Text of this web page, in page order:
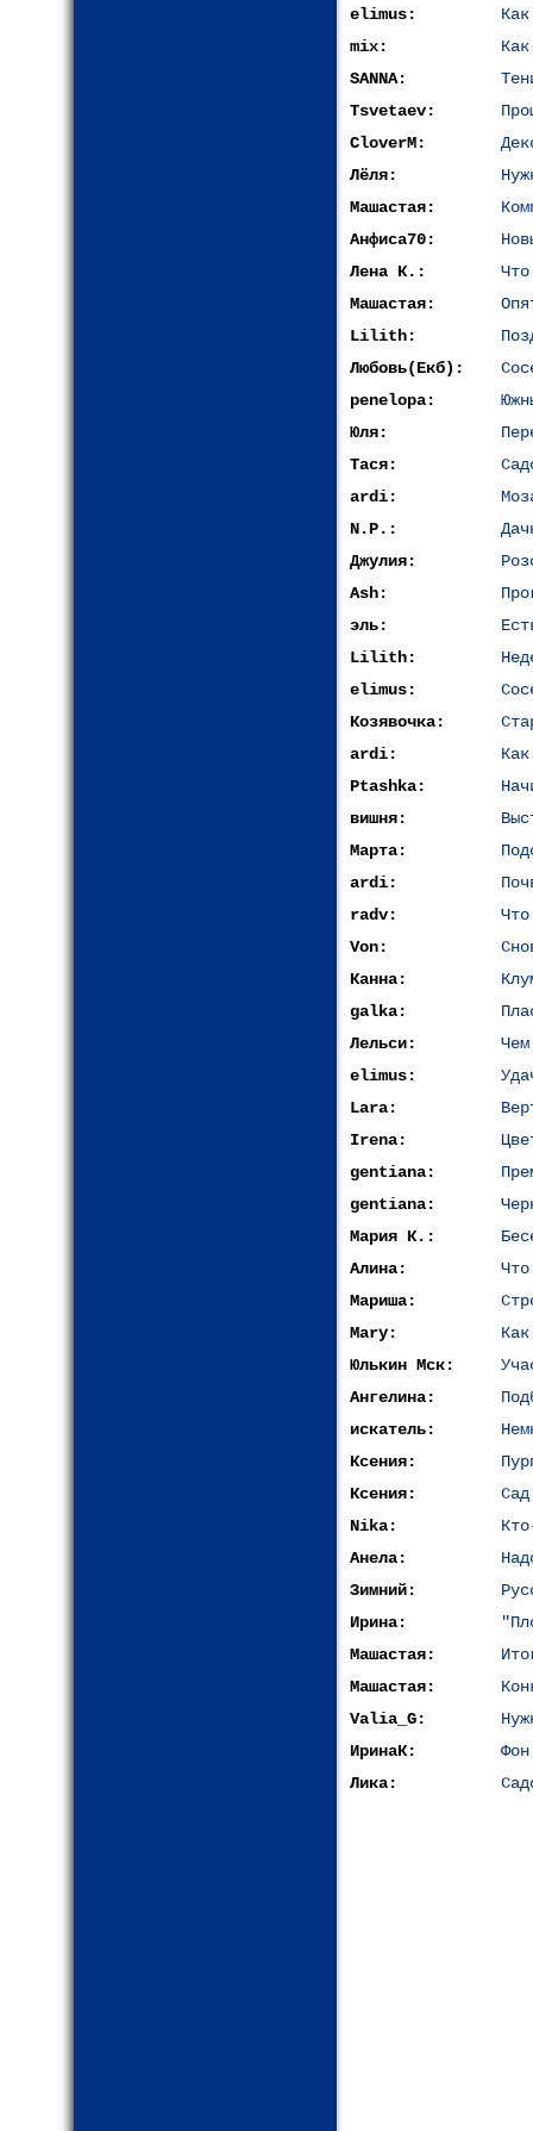
elimus:
mix:
SANNA:
Tsvetaev:
CloverM:
Лёля:
Машастая:
Анфиса70:
Лена К.:
Машастая:
Lilith:
Любовь(Екб):
penelopa:
Юля:
Тася:
ardi:
N.P.:
Джулия:
Ash:
эль:
Lilith:
elimus:
Козявочка:
ardi:
Ptashka:
вишня:
Марта:
ardi:
radv:
Von:
Канна:
galka:
Лельси:
elimus:
Lara:
Irena:
gentiana:
gentiana:
Мария К.:
Алина:
Мариша:
Mary:
Юлькин Мск:
Ангелина:
искатель:
Ксения:
Ксения:
Nika:
Анела:
Зимний:
Ирина:
Машастая:
Машастая:
Valia_G:
ИринаК:
Лика: